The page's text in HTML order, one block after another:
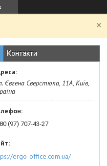
Контакти
Євгена Сверстюка, 11А, Київ,
(97) 707-43-27
ergo-office.com.ua/